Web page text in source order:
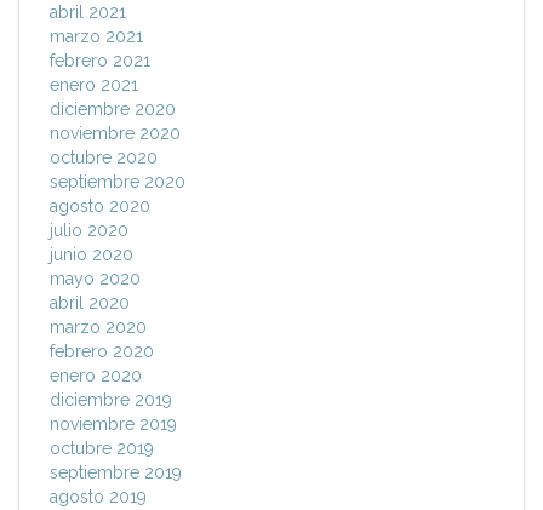
abril 2021
marzo 2021
febrero 2021
enero 2021
diciembre 2020
noviembre 2020
octubre 2020
septiembre 2020
agosto 2020
julio 2020
junio 2020
mayo 2020
abril 2020
marzo 2020
febrero 2020
enero 2020
diciembre 2019
noviembre 2019
octubre 2019
septiembre 2019
agosto 2019